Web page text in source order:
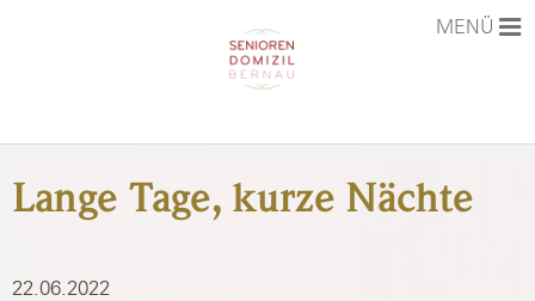
MENÜ
AKTUELLES
Lange Tage, kurze Nächte
22.06.2022